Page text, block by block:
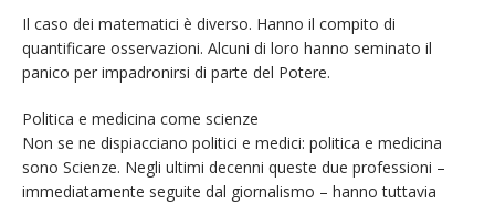
Il caso dei matematici è diverso. Hanno il compito di
quantificare osservazioni. Alcuni di loro hanno seminato il
panico per impadronirsi di parte del Potere.
Politica e medicina come scienze
Non se ne dispiacciano politici e medici: politica e medicina
sono Scienze. Negli ultimi decenni queste due professioni –
immediatamente seguite dal giornalismo – hanno tuttavia